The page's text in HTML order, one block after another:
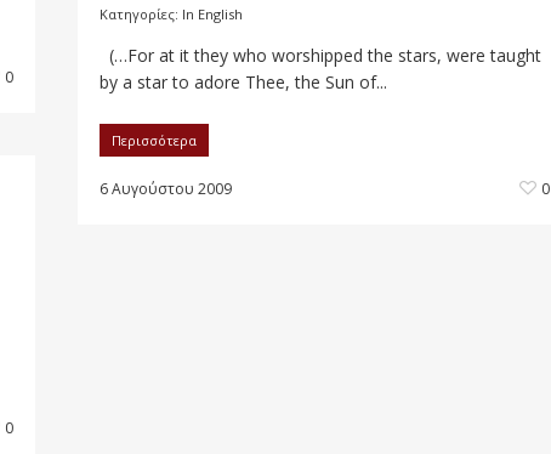
0
Κατηγορίες: In English
(…For at it they who worshipped the stars, were taught
by a star to adore Thee, the Sun of...
Περισσότερα
6 Αυγούστου 2009 0
0